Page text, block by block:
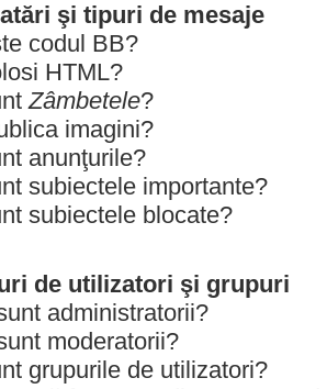
şi tipuri de mesaje
codul BB?
HTML?
Zâmbetele?
imagini?
anunţurile?
subiectele importante?
subiectele blocate?
de utilizatori şi grupuri
administratorii?
moderatorii?
grupurile de utilizatori?